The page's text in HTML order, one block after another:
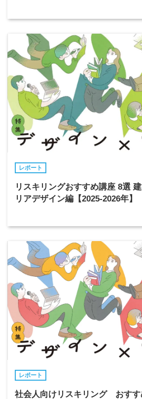
レポート
リスキリングおすすめ講座 8選
リアデザイン編【2025-2026年】
レポート
社会人向けリスキリング おすす